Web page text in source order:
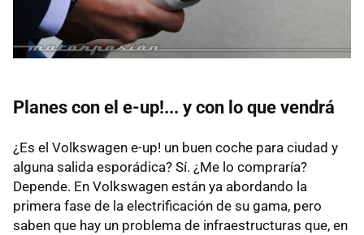
Planes con el e-up!... y con lo que vendrá
¿Es el Volkswagen e-up! un buen coche para ciudad y
alguna salida esporádica? Sí. ¿Me lo compraría?
Depende. En Volkswagen están ya abordando la
primera fase de la electrificación de su gama, pero
saben que hay un problema de infraestructuras que, en